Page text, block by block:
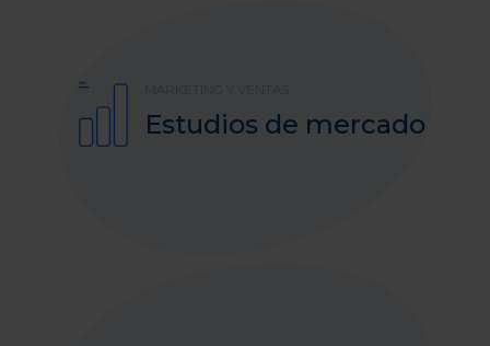
MARKETING Y VENTAS
Estudios de mercado